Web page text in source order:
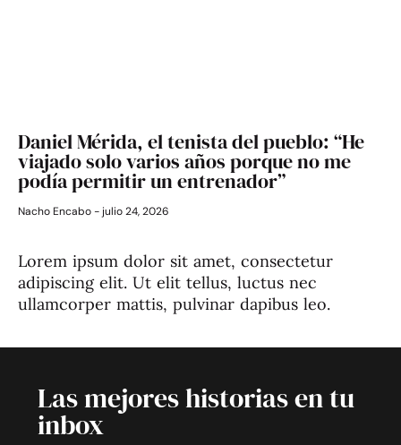
Daniel Mérida, el tenista del pueblo: “He
viajado solo varios años porque no me
podía permitir un entrenador”
Nacho Encabo julio 24, 2026
Lorem ipsum dolor sit amet, consectetur
adipiscing elit. Ut elit tellus, luctus nec
ullamcorper mattis, pulvinar dapibus leo.
Las mejores historias en tu
inbox